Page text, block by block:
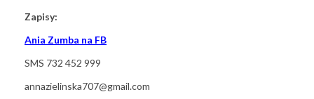
Zapisy:
Ania Zumba na FB
SMS 732 452 999
annazielinska707@gmail.com